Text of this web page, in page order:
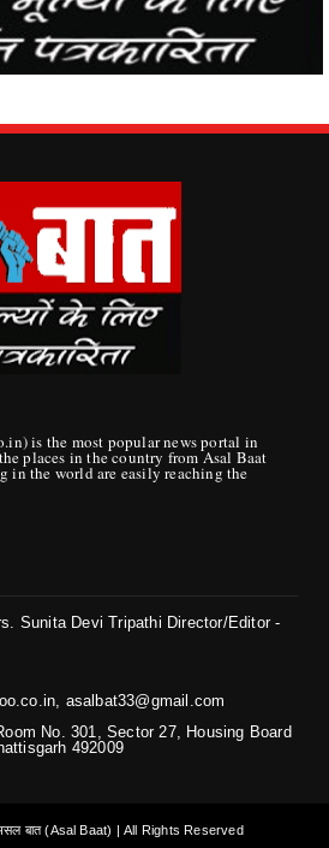
is the most popular news portal in
asalbat33@gmail.com
No. 301, Sector 27, Housing Board
492009
बात (Asal Baat) | All Rights Reserved